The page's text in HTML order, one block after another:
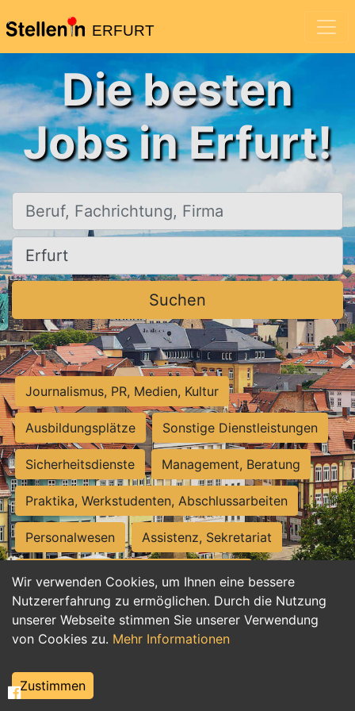
ERFURT
Wir verwenden Cookies, um Ihnen eine bessere
Nutzererfahrung zu ermöglichen. Durch die Nutzung
unserer Webseite stimmen Sie unserer Verwendung
von Cookies zu. Mehr Informationen
Zustimmen
Die besten
Jobs in Erfurt!
Beruf, Fachrichtung, Firma
Ort, Stadt
Suchen
Journalismus, PR, Medien, Kultur
Ausbildungsplätze Sonstige Dienstleistungen
Sicherheitsdienste Management, Beratung
Praktika, Werkstudenten, Abschlussarbeiten
Personalwesen Assistenz, Sekretariat
Hilfskräfte, Aushilfs- und Nebenjobs
Einkauf, Logistik, Materialwirtschaft
Weiterbildung, Studium, duale Ausbildung
Tourismus